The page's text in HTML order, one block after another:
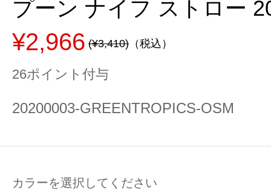
プーン ナイフ ストロー
¥2,966 (¥3,410) （税込）
26ポイント付与
20200003-GREENTROPICS-OSM
カラーを選択してください